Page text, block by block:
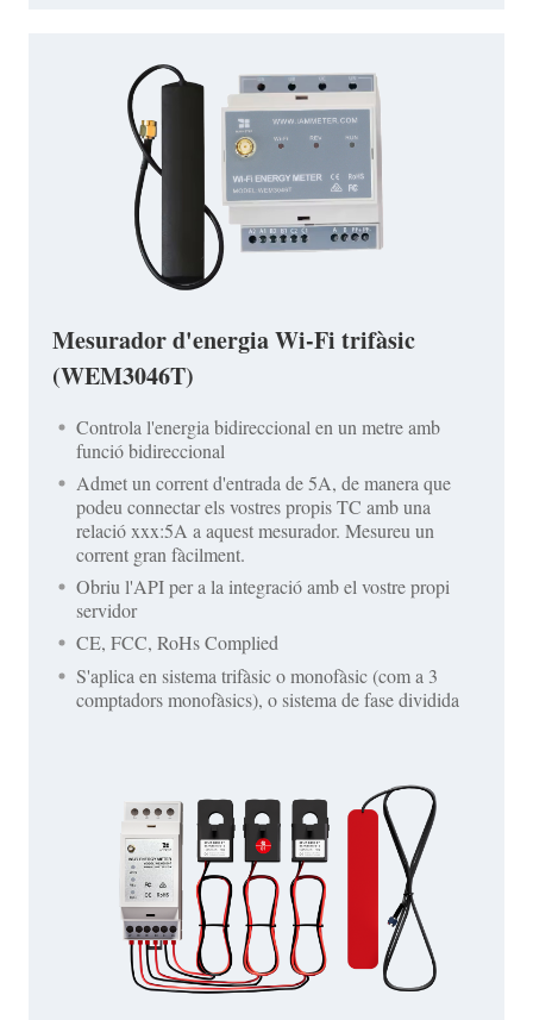
Mesurador d'energia Wi-Fi trifàsic
(WEM3046T)
Controla l'energia bidireccional en un metre amb
funció bidireccional
Admet un corrent d'entrada de 5A, de manera que
podeu connectar els vostres propis TC amb una
relació xxx:5A a aquest mesurador. Mesureu un
corrent gran fàcilment.
Obriu l'API per a la integració amb el vostre propi
servidor
CE, FCC, RoHs Complied
S'aplica en sistema trifàsic o monofàsic (com a 3
comptadors monofàsics), o sistema de fase dividida